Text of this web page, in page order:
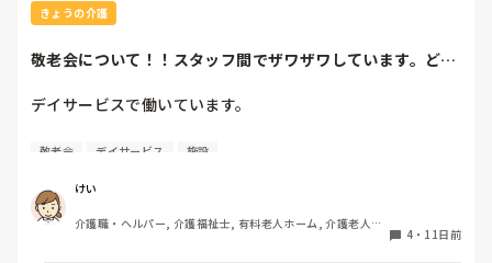
きょうの介護
敬老会について！！スタッフ間でザワザワしています。どう
デイサービスで働いています。
９月のシルバーウィークに敬老会を開催します。
節目の年齢の方を表彰して賞状を渡す予定です。
メッセージカード＋お箸はその日に来ていた方全員に渡しま
敬老会 デイサービス 施設
けい
介護職・ヘルパー, 介護福祉士, 有料老人ホーム, 介護老人保
4・ 11日前